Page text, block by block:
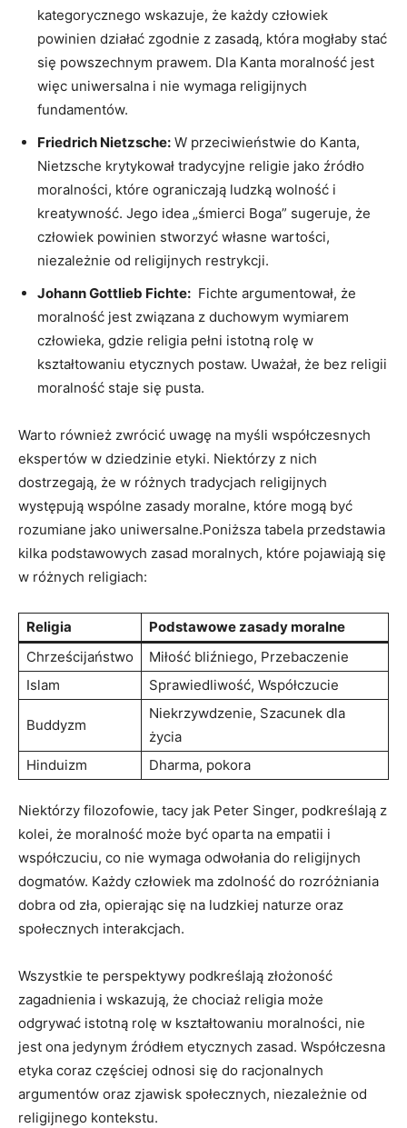
kategorycznego wskazuje, ‌że każdy człowiek
powinien działać zgodnie z zasadą, ‍która mogłaby stać
się powszechnym prawem. Dla Kanta moralność jest
więc uniwersalna ⁢i nie wymaga religijnych
fundamentów.
Friedrich Nietzsche: W ⁢przeciwieństwie do Kanta,
Nietzsche krytykował tradycyjne ​religie jako źródło
moralności, ‍które ograniczają ludzką⁤ wolność i
kreatywność. Jego idea „śmierci Boga” sugeruje, że
człowiek⁣ powinien stworzyć własne wartości,
niezależnie‌ od religijnych restrykcji.
Johann Gottlieb Fichte: ⁢ Fichte argumentował, że⁤
moralność jest związana‍ z duchowym‌ wymiarem
człowieka, gdzie religia ‌pełni istotną rolę w
kształtowaniu etycznych ⁣postaw. Uważał,‍ że bez religii
moralność ⁤staje się pusta.
Warto również zwrócić uwagę na myśli współczesnych⁤
ekspertów w dziedzinie etyki. Niektórzy ‍z nich
dostrzegają, że w różnych ‌tradycjach religijnych
występują ​wspólne zasady moralne, które mogą być
‍rozumiane jako uniwersalne.Poniższa tabela ⁣przedstawia
kilka podstawowych⁢ zasad​ moralnych, które pojawiają się
w ⁣różnych religiach:
Religia
Podstawowe zasady moralne
Chrześcijaństwo
Miłość bliźniego, Przebaczenie
Islam
Sprawiedliwość, Współczucie
Buddyzm
Niekrzywdzenie,⁤ Szacunek ⁤dla
życia
Hinduizm
Dharma, ⁢pokora
Niektórzy filozofowie, tacy jak Peter Singer, podkreślają z
​kolei, że moralność ⁤może⁤ być oparta na empatii i
współczuciu, co nie wymaga odwołania do ⁤religijnych
dogmatów. Każdy człowiek⁤ ma zdolność⁣ do rozróżniania
dobra od​ zła, opierając się ‌na ludzkiej naturze ‍oraz
społecznych interakcjach.
Wszystkie ​te perspektywy podkreślają złożoność
zagadnienia ‌i wskazują, że chociaż​ religia może
odgrywać istotną rolę w kształtowaniu moralności,⁤ nie
‌jest ona jedynym ‍źródłem etycznych zasad.⁤ Współczesna
etyka coraz⁣ częściej odnosi ⁤się do racjonalnych
argumentów oraz ‍zjawisk społecznych, niezależnie ⁣od
religijnego kontekstu.